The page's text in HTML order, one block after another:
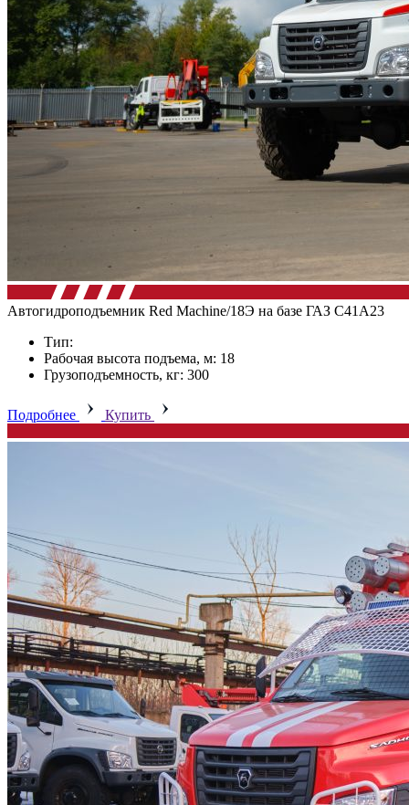
Автогидроподъемник Red Machine/18Э на базе ГАЗ C41А23
Тип:
Рабочая высота подъема, м: 18
Грузоподъемность, кг: 300
Подробнее Купить